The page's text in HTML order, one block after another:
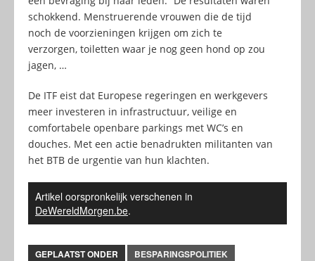
schokkend. Menstruerende vrouwen die de tijd
noch de voorzieningen krijgen om zich te
verzorgen, toiletten waar je nog geen hond op zou
jagen, …
De ITF eist dat Europese regeringen en werkgevers
meer investeren in infrastructuur, veilige en
comfortabele openbare parkings met WC’s en
douches. Met een actie benadrukten militanten van
het BTB de urgentie van hun klachten.
Artikel oorspronkelijk verschenen in
DeWereldMorgen.be.
GEPLAATST ONDER
BESPARINGSPOLITIEK